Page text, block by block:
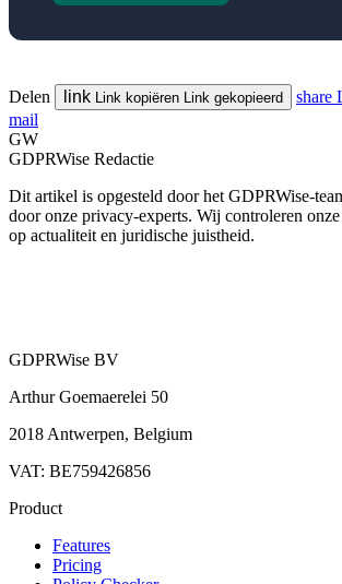
Delen link Link kopiëren Link gekopieerd share
mail
GW
GDPRWise Redactie
Dit artikel is opgesteld door het GDPRWise-
door onze privacy-experts. Wij controleren
op actualiteit en juridische juistheid.
GDPRWise BV
Arthur Goemaerelei 50
2018 Antwerpen, Belgium
VAT: BE759426856
Product
Features
Pricing